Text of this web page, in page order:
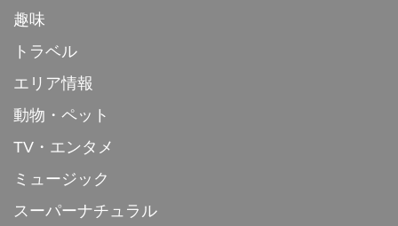
趣味
トラベル
エリア情報
動物・ペット
TV・エンタメ
ミュージック
スーパーナチュラル